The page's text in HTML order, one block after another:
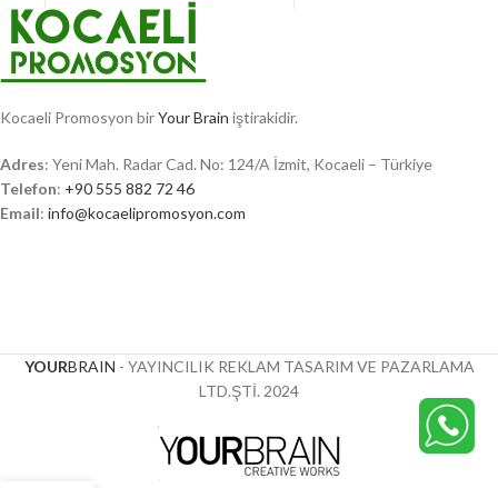
Kocaeli Promosyon birYour Brain iştirakidir.
Adres: Yeni Mah. Radar Cad. No: 124/A İzmit, Kocaeli – Türkiye
Telefon: +90 555 882 72 46
Email: info@kocaelipromosyon.com
YOURBRAIN - YAYINCILIK REKLAM TASARIM VE PAZARLAMA
LTD.ŞTİ. 2024